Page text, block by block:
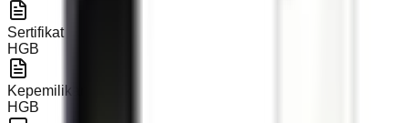
Sertifikat
HGB
Kepemilikan
HGB